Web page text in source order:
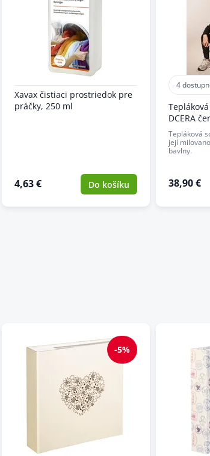
Xavax čistiaci prostriedok pre
práčky, 250 ml
4,63 € Do košíku
4
DCERA
Tepláková
její
bavlny.
38,90 €
-5%